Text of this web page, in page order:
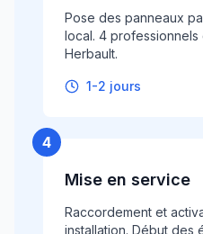
Pose des panneaux
local. 4
Herbault.
1-2 jours
4
Mise en service
Raccordement et
installation. Début des